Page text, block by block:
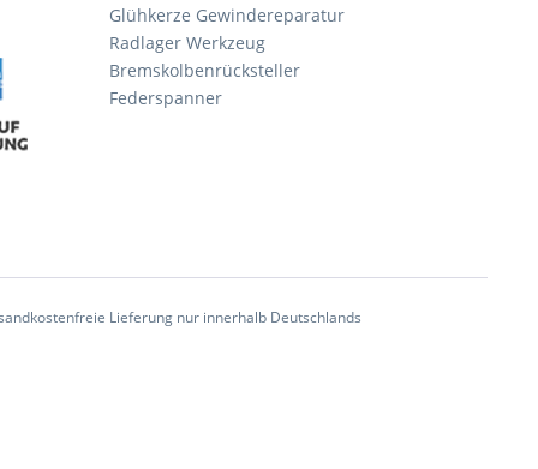
Glühkerze Gewindereparatur
Radlager Werkzeug
Bremskolbenrücksteller
Federspanner
Lieferung nur innerhalb Deutschlands